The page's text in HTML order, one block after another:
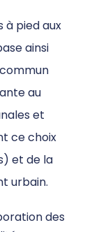
à pied aux
ainsi
au
et
ce choix
et de la
urbain.
des